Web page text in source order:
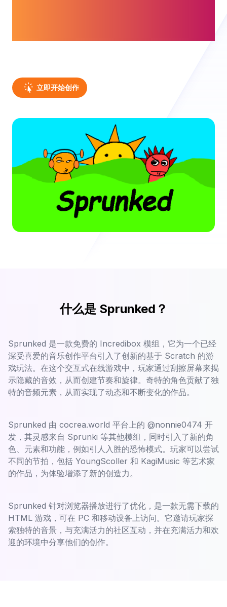
立即开始创作
什么是 Sprunked？
Sprunked 是一款免费的 Incredibox 模组，它为一个已经
深受喜爱的音乐创作平台引入了创新的基于 Scratch 的游
戏玩法。在这个交互式在线游戏中，玩家通过刮擦屏幕来揭
示隐藏的音效，从而创建节奏和旋律。奇特的角色贡献了独
特的音频元素，从而实现了动态和不断变化的作品。
Sprunked 由 cocrea.world 平台上的 @nonnie0474 开
发，其灵感来自 Sprunki 等其他模组，同时引入了新的角
色、元素和功能，例如引人入胜的恐怖模式。玩家可以尝试
不同的节拍，包括 YoungScoller 和 KagiMusic 等艺术家
的作品，为体验增添了新的创造力。
Sprunked 针对浏览器播放进行了优化，是一款无需下载的
HTML 游戏，可在 PC 和移动设备上访问。它邀请玩家探
索独特的音景，与充满活力的社区互动，并在充满活力和欢
迎的环境中分享他们的创作。